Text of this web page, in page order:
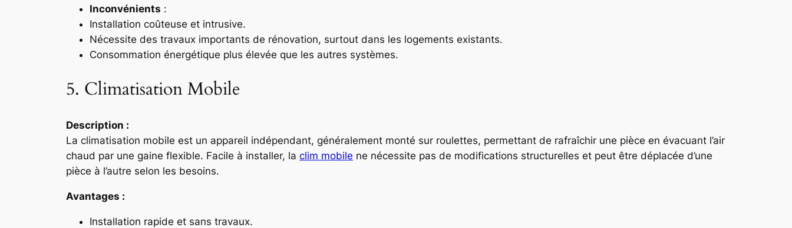
Inconvénients :
Installation coûteuse et intrusive.
Nécessite des travaux importants de rénovation, surtout dans les logements existants.
Consommation énergétique plus élevée que les autres systèmes.
5. Climatisation Mobile
Description :
La climatisation mobile est un appareil indépendant, généralement monté sur roulettes, permettant de rafraîchir une pièce en évacuant l’air
chaud par une gaine flexible. Facile à installer, la clim mobile ne nécessite pas de modifications structurelles et peut être déplacée d’une
pièce à l’autre selon les besoins.
Avantages :
Installation rapide et sans travaux.